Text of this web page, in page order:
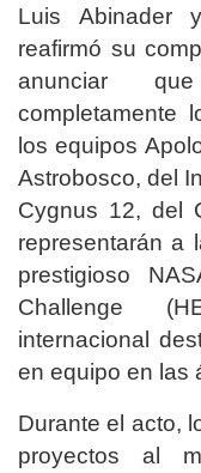
Luis Abinader
reafirmó su
anunciar
completamente
los equipos
Astrobosco, del
Cygnus 12, del
representarán a
prestigioso
Challenge
internacional
en equipo en las
Durante el acto,
proyectos al